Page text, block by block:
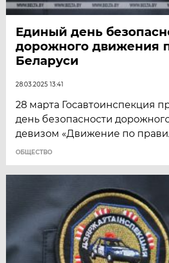
Единый день
дорожного движения
Беларуси
28.03.2025 13:41
28 марта Госавтоинспекция
день безопасности
девизом «Движение по
ОБЩЕСТВО